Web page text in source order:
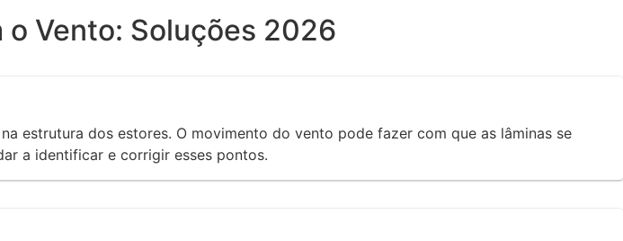
o Vento: Soluções 2026
estrutura dos estores. O movimento do vento pode fazer com que as lâminas se
a identificar e corrigir esses pontos.